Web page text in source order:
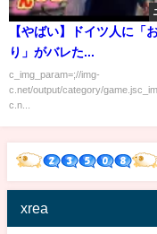
【やばい】ドイツ人に「
り」がバレた...
c_img_param=;//img-
c.net/output/category/
c.n...
xrea